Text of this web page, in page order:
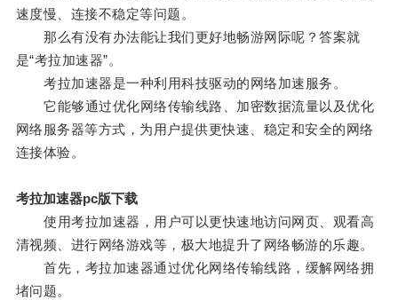
速度慢、连接不稳定等问题。
那么有没有办法能让我们更好地畅游网际呢？答案就
是“考拉加速器”。
考拉加速器是一种利用科技驱动的网络加速服务。
它能够通过优化网络传输线路、加密数据流量以及优化
网络服务器等方式，为用户提供更快速、稳定和安全的网络
连接体验。
考拉加速器pc版下载
使用考拉加速器，用户可以更快速地访问网页、观看高
清视频、进行网络游戏等，极大地提升了网络畅游的乐趣。
首先，考拉加速器通过优化网络传输线路，缓解网络拥
堵问题。